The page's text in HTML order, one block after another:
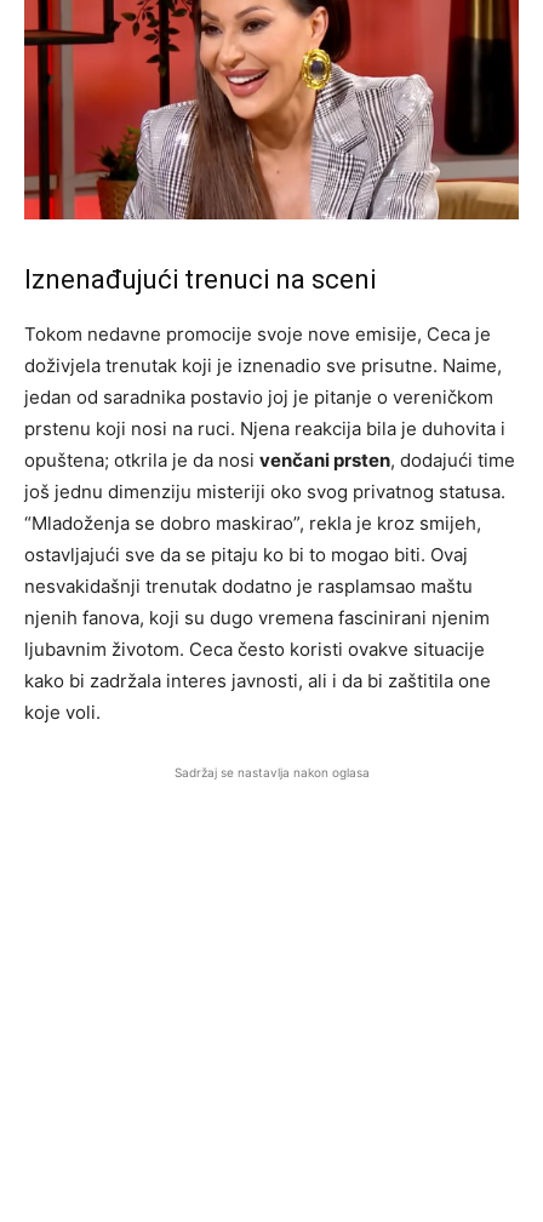
Iznenađujući trenuci na sceni
Tokom nedavne promocije svoje nove emisije, Ceca je
doživjela trenutak koji je iznenadio sve prisutne. Naime,
jedan od saradnika postavio joj je pitanje o vereničkom
prstenu koji nosi na ruci. Njena reakcija bila je duhovita i
opuštena; otkrila je da nosi venčani prsten, dodajući time
još jednu dimenziju misteriji oko svog privatnog statusa.
“Mladoženja se dobro maskirao”, rekla je kroz smijeh,
ostavljajući sve da se pitaju ko bi to mogao biti. Ovaj
nesvakidašnji trenutak dodatno je rasplamsao maštu
njenih fanova, koji su dugo vremena fascinirani njenim
ljubavnim životom. Ceca često koristi ovakve situacije
kako bi zadržala interes javnosti, ali i da bi zaštitila one
koje voli.
Sadržaj se nastavlja nakon oglasa